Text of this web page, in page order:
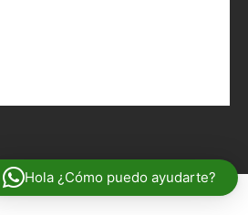
Hola ¿Cómo puedo ayudarte?